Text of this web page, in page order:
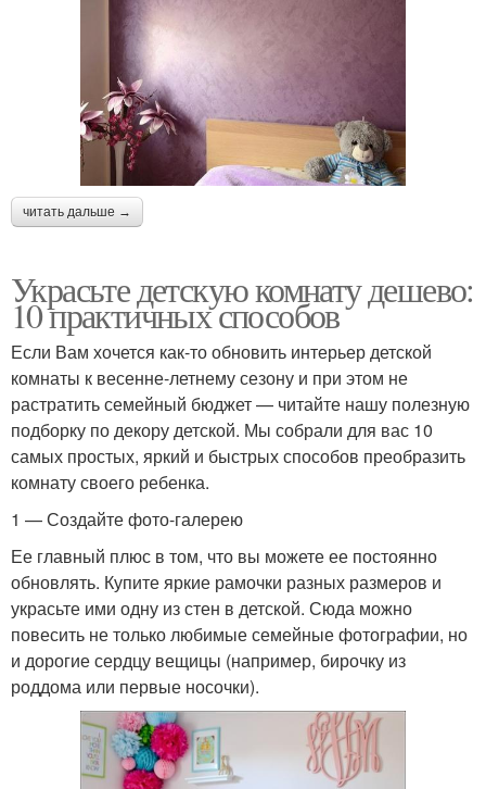
читать дальше →
Украсьте детскую комнату дешево:
10 практичных способов
Если Вам хочется как-то обновить интерьер детской
комнаты к весенне-летнему сезону и при этом не
растратить семейный бюджет — читайте нашу полезную
подборку по декору детской. Мы собрали для вас 10
самых простых, яркий и быстрых способов преобразить
комнату своего ребенка.
1 — Создайте фото-галерею
Ее главный плюс в том, что вы можете ее постоянно
обновлять. Купите яркие рамочки разных размеров и
украсьте ими одну из стен в детской. Сюда можно
повесить не только любимые семейные фотографии, но
и дорогие сердцу вещицы (например, бирочку из
роддома или первые носочки).